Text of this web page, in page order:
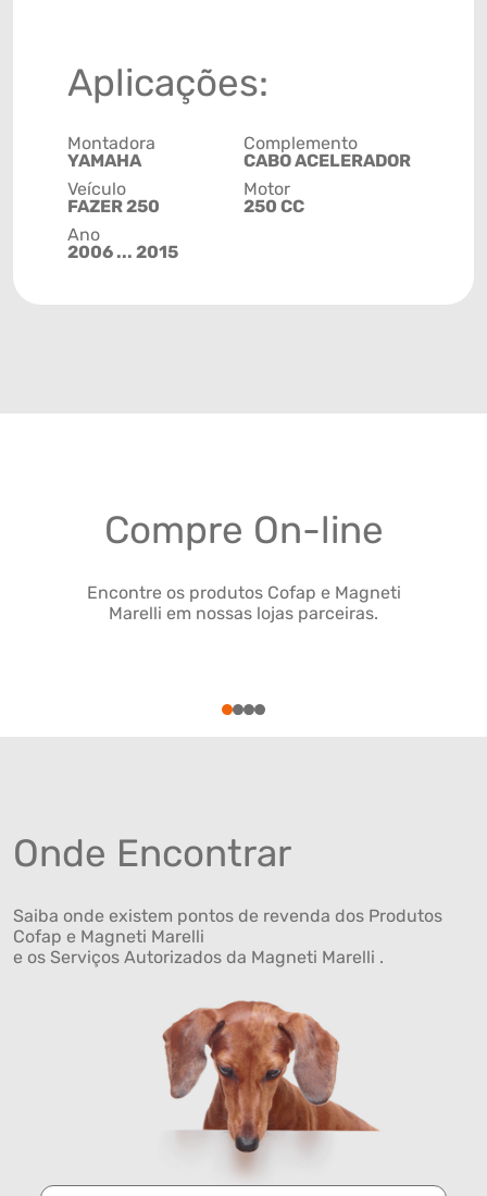
Aplicações:
Montadora
YAMAHA
Veículo
FAZER 250
Ano
2006 ... 2015
Complemento
CABO ACELERADOR
Motor
250 CC
Compre On-line
Encontre os produtos Cofap e Magneti
Marelli em nossas lojas parceiras.
1234
Onde Encontrar
Saiba onde existem pontos de revenda dos Produtos
Cofap e Magneti Marelli
e os Serviços Autorizados da Magneti Marelli .